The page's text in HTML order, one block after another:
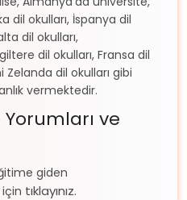
dil okulları, İspanya dil
dil okulları,
dil okulları, Fransa dil
dil okulları gibi
vermektedir.
ve
giden
tıklayınız.